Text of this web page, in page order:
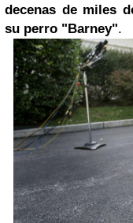
decenas de miles
su perro "Barney".